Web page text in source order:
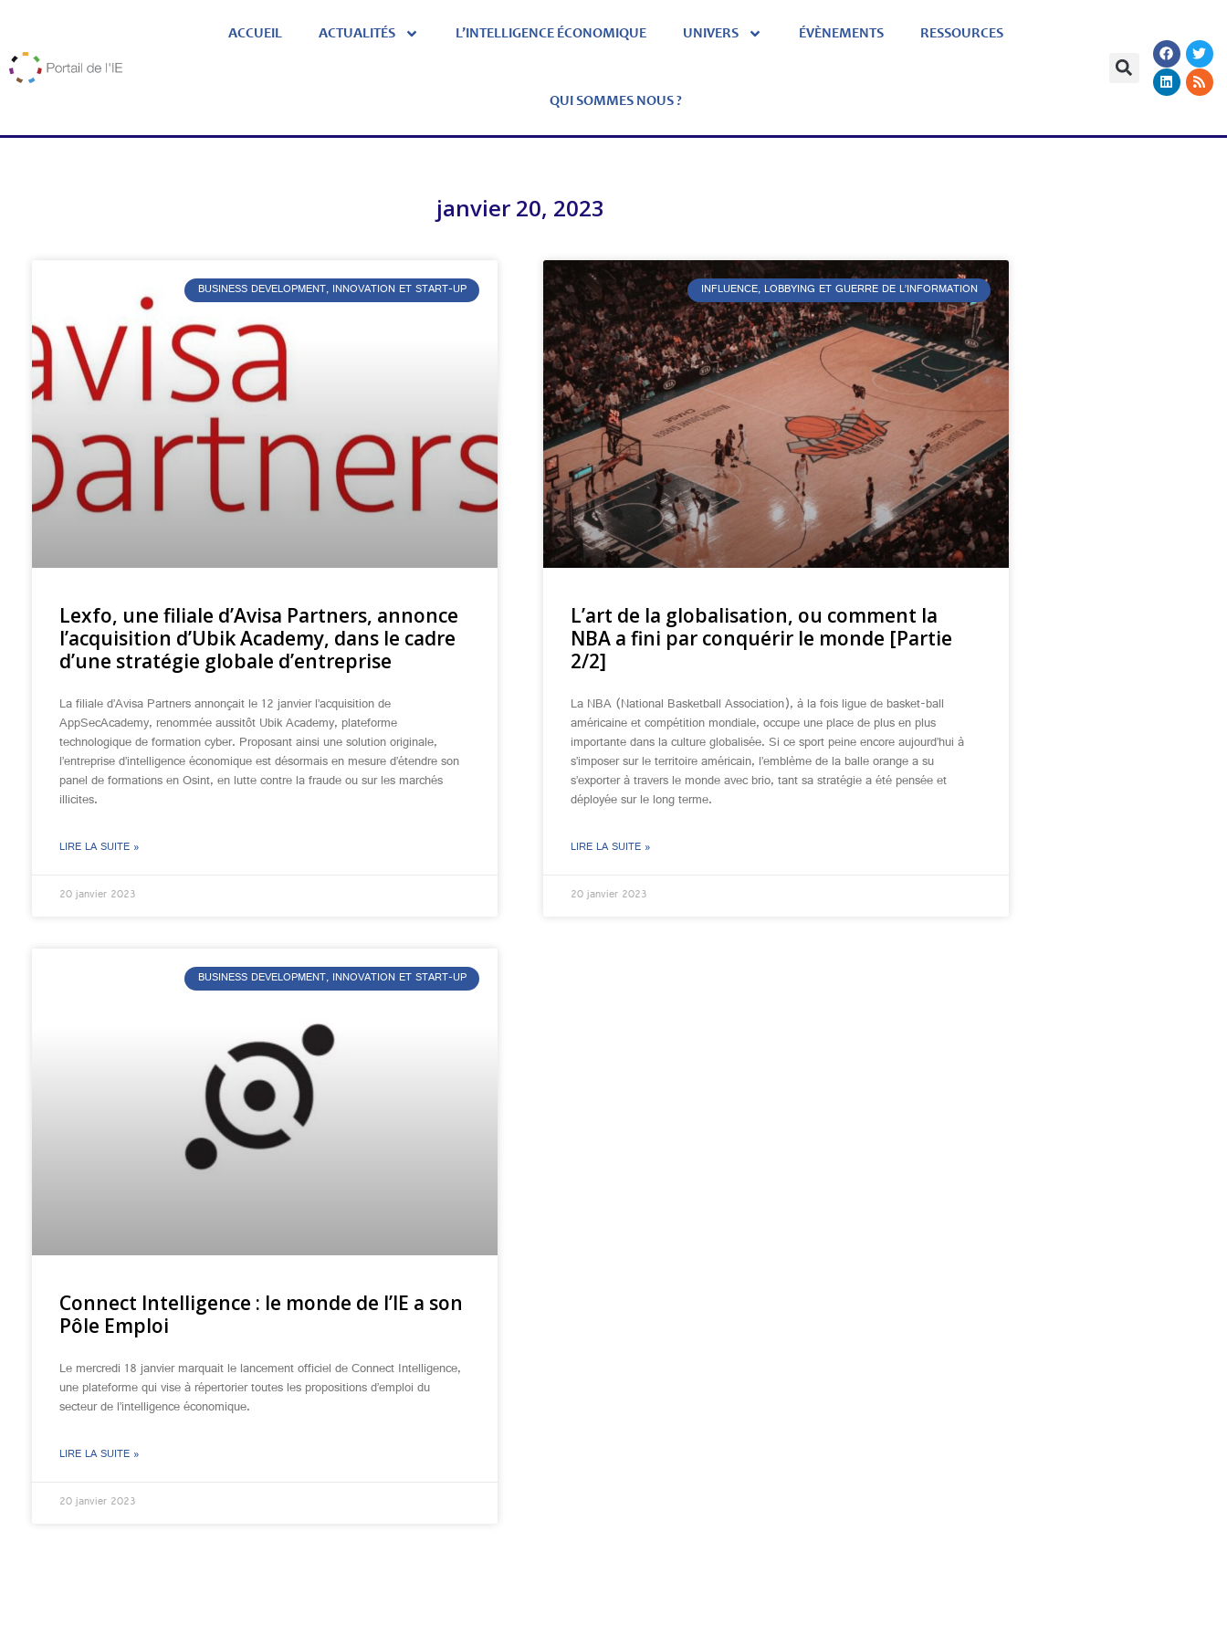
ACCUEIL ACTUALITÉS L’INTELLIGENCE ÉCONOMIQUE UNIVERS ÉVÈNEMENTS RESSOURCES
QUI SOMMES NOUS ?
janvier 20, 2023
BUSINESS DEVELOPMENT, INNOVATION ET START-UP
Lexfo, une filiale d’Avisa Partners, annonce
l’acquisition d’Ubik Academy, dans le cadre
d’une stratégie globale d’entreprise
La filiale d’Avisa Partners annonçait le 12 janvier l’acquisition de
AppSecAcademy, renommée aussitôt Ubik Academy, plateforme
technologique de formation cyber. Proposant ainsi une solution originale,
l’entreprise d’intelligence économique est désormais en mesure d’étendre son
panel de formations en Osint, en lutte contre la fraude ou sur les marchés
illicites.
LIRE LA SUITE »
20 janvier 2023
INFLUENCE, LOBBYING ET GUERRE DE L’INFORMATION
L’art de la globalisation, ou comment la
NBA a fini par conquérir le monde [Partie
2/2]
La NBA (National Basketball Association), à la fois ligue de basket-ball
américaine et compétition mondiale, occupe une place de plus en plus
importante dans la culture globalisée. Si ce sport peine encore aujourd’hui à
s’imposer sur le territoire américain, l’emblème de la balle orange a su
s’exporter à travers le monde avec brio, tant sa stratégie a été pensée et
déployée sur le long terme.
LIRE LA SUITE »
20 janvier 2023
BUSINESS DEVELOPMENT, INNOVATION ET START-UP
Connect Intelligence : le monde de l’IE a son
Pôle Emploi
Le mercredi 18 janvier marquait le lancement officiel de Connect Intelligence,
une plateforme qui vise à répertorier toutes les propositions d’emploi du
secteur de l’intelligence économique.
LIRE LA SUITE »
20 janvier 2023